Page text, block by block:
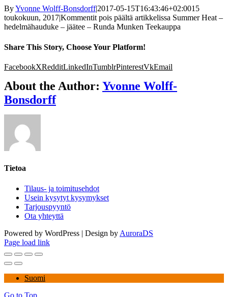
ByYvonne Wolff-Bonsdorff|2017-05-15T16:43:46+02:0015
toukokuun, 2017|Kommentit pois päältä artikkelissa Summer Heat –
hedelmähauduke – jäätee – Runda Munken Teekauppa
Share This Story, Choose Your Platform!
FacebookXRedditLinkedInTumblrPinterestVkEmail
About the Author: Yvonne Wolff-
Bonsdorff
Tietoa
Tilaus- ja toimitusehdot
Usein kysytyt kysymykset
Tarjouspyyntö
Ota yhteyttä
Powered by WordPress | Design by AuroraDS
Page load link
Suomi
Go to Top